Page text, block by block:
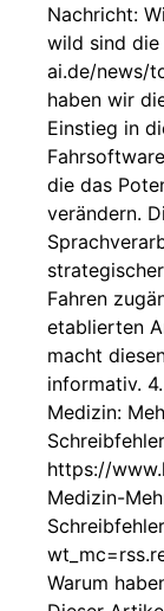
Nachricht:
wild sind die
ai.de/news/
haben wir
Einstieg in
die das
verändern.
Fahren
etablierten
macht
informativ.
Medizin:
https://
Medizin-
Warum